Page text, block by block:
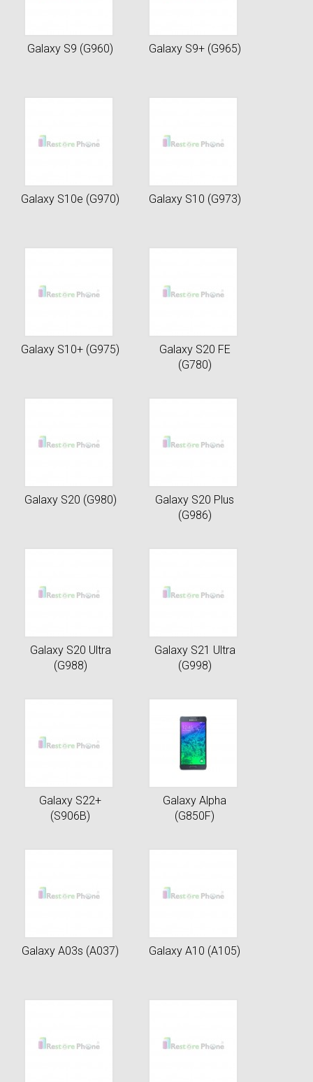
Galaxy S9 (G960) Galaxy S9+ (G965)
Galaxy S10e (G970) Galaxy S10 (G973)
Galaxy S10+ (G975)
Galaxy S20 FE
(G780)
Galaxy S20 (G980)
Galaxy S20 Plus
(G986)
Galaxy S20 Ultra
(G988)
Galaxy S21 Ultra
(G998)
Galaxy S22+
(S906B)
Galaxy Alpha
(G850F)
Galaxy A03s (A037) Galaxy A10 (A105)